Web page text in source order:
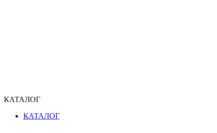
КАТАЛОГ
КАТАЛОГ